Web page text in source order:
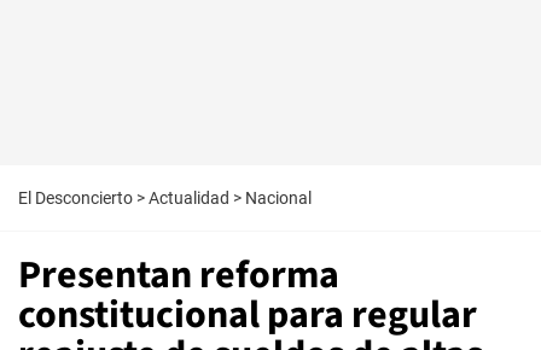
El Desconcierto >Actualidad > Nacional
Presentan reforma
constitucional para regular